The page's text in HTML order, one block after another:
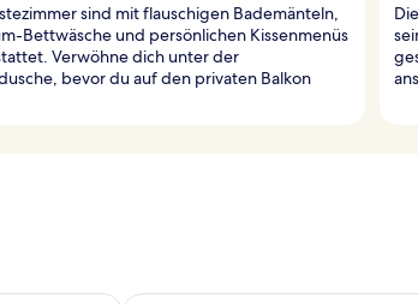
sind mit flauschigen Bademänteln,
Bettwäsche und persönlichen Kissenmenüs
Verwöhne dich unter der
bevor du auf den privaten Balkon